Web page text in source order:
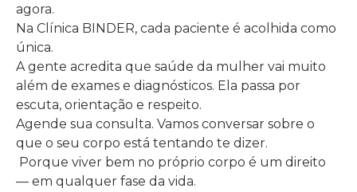
agora.
Na Clínica BINDER, cada paciente é acolhida como
única.
A gente acredita que saúde da mulher vai muito
além de exames e diagnósticos. Ela passa por
escuta, orientação e respeito.
Agende sua consulta. Vamos conversar sobre o
que o seu corpo está tentando te dizer.
Porque viver bem no próprio corpo é um direito
— em qualquer fase da vida.